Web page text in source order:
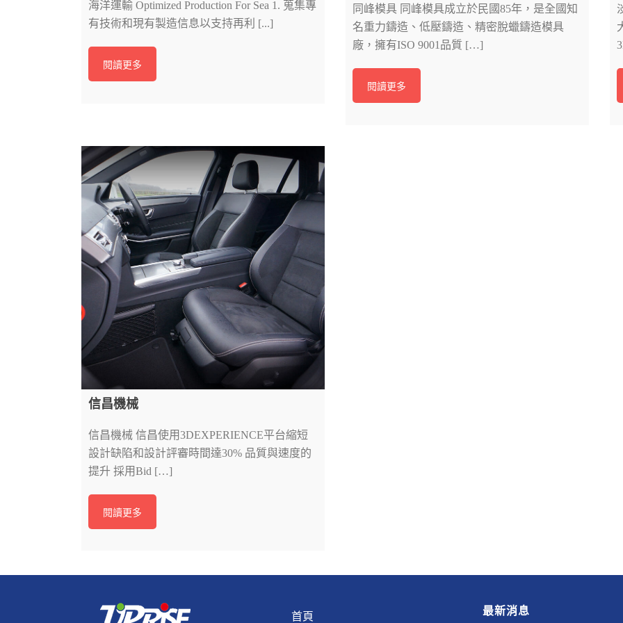
海洋運輸 Optimized Production For Sea 1. 蒐集專
有技術和現有製造信息以支持再利 [...]
閱讀更多
同峰模具 同峰模具成立於民國85年，是全國知
名重力鑄造、低壓鑄造、精密脫蠟鑄造模具
廠，擁有ISO 9001品質 […]
閱讀更多
信昌機械
信昌機械 信昌使用3DEXPERIENCE平台縮短
設計缺陷和設計評審時間達30% 品質與速度的
提升 採用Bid […]
閱讀更多
首頁 最新消息